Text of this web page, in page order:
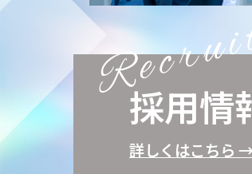
採用情
詳しくはこちら